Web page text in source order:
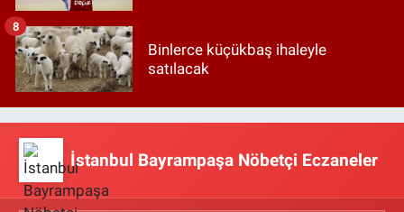
Binlerce küçükbaş ihaleyle
satılacak
8
İstanbul Bayrampaşa Nöbetçi Eczaneler